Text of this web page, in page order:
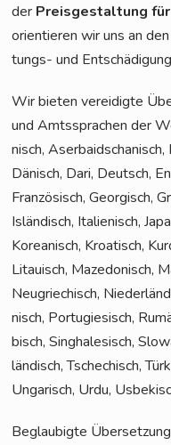
der Preis­ge­stal­tung
ori­en­tie­ren wir uns an
tungs- und
Wir bie­ten ver­ei­dig­te
und Amts­spra­chen der
nisch, Aser­bai­dscha­nisch,
Dänisch, Dari, Deutsch,
Fran­zö­sisch, Geor­gisch,
Islän­disch, Ita­lie­nisch,
Korea­nisch, Kroa­tisch,
Litau­isch, Maze­do­nisch,
Neu­grie­chisch,
nisch, Por­tu­gie­sisch,
bisch, Sin­gha­le­sisch,
län­disch, Tsche­chisch,
Unga­risch, Urdu,
Beglau­big­te